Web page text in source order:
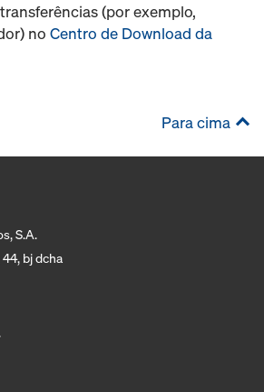
(por exemplo,
no Centro de Download da
Para cima
S.A.
bj dcha